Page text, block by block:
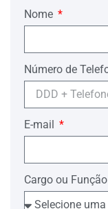
instrução
de …. de
executada
de
julgado.
Aquela
acidente
…. de ….
segurado,
sentença
A
Nome
Número de
E-mail
Cargo ou Função